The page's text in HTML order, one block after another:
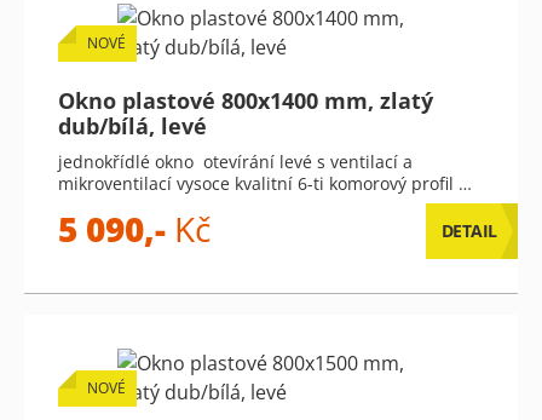
NOVÉ
Okno plastové 800x1400 mm, zlatý
dub/bílá, levé
jednokřídlé okno otevírání levé s ventilací a
mikroventilací vysoce kvalitní 6-ti komorový profil …
5 090,- Kč DETAIL
NOVÉ